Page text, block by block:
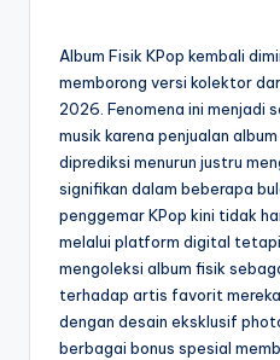
Album Fisik KPop kembali
memborong versi kolektor
2026. Fenomena ini menjadi
musik karena penjualan
diprediksi menurun justru
signifikan dalam beberapa
penggemar KPop kini tidak
melalui platform digital tetapi
mengoleksi album fisik
terhadap artis favorit
dengan desain eksklusif
berbagai bonus spesial